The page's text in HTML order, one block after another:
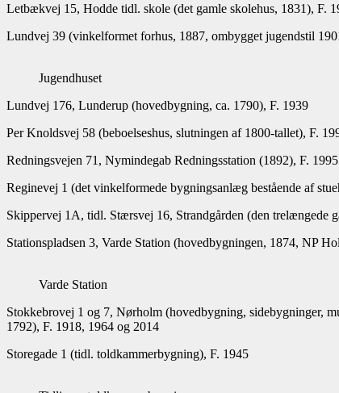
Letbækvej 15, Hodde tidl. skole (det gamle skolehus, 1831), F.
Lundvej 39 (vinkelformet forhus, 1887, ombygget jugendstil
Jugendhuset
Lundvej 176, Lunderup (hovedbygning, ca. 1790), F. 1939
Per Knoldsvej 58 (beboelseshus, slutningen af 1800-tallet), F.
Redningsvejen 71, Nymindegab Redningsstation (1892), F. 1995
Reginevej 1 (det vinkelformede bygningsanlæg bestående af
Skippervej 1A, tidl. Stærsvej 16, Strandgården (den trelængede
Stationspladsen 3, Varde Station (hovedbygningen, 1874, NP
Varde Station
Stokkebrovej 1 og 7, Nørholm (hovedbygning, sidebygninger,
1792), F. 1918, 1964 og 2014
Storegade 1 (tidl. toldkammerbygning), F. 1945